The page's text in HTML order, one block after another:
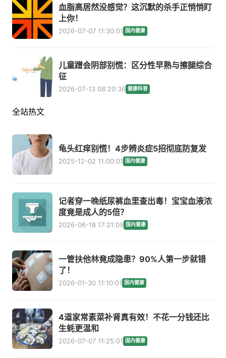
血脂高居然没感觉？这沉默的杀手正悄悄盯
上你！
2026-07-07 11:30:01 国内健康
儿童蹭会阴部别慌：区分性早熟与擦腿综合
征
2026-07-13 08:20:36 健康科普
全站热文
龟头红痒别慌！4步辨炎症5招彻底防复发
2025-12-02 11:00:01 国内健康
记者穿一晚纸尿裤血里查出毒！宝宝血液浓
度竟是成人的5倍？
2026-06-18 17:21:09 国内健康
一管扶他林竟成隐患？90%人第一步就错
了！
2026-01-30 11:10:01 国内健康
4道家常素菜补肾真有效！不花一分钱还比
生蚝更温和
2026-07-07 11:25:01 国内健康